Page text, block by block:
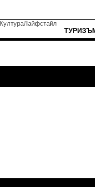
КултураЛайфстайл